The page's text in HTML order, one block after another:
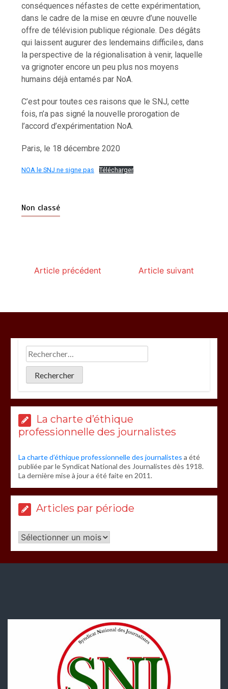
conséquences néfastes de cette expérimentation,
dans le cadre de la mise en œuvre d’une nouvelle
offre de télévision publique régionale. Des dégâts
qui laissent augurer des lendemains difficiles, dans
la perspective de la régionalisation à venir, laquelle
va grignoter encore un peu plus nos moyens
humains déjà entamés par NoA.
C’est pour toutes ces raisons que le SNJ, cette
fois, n’a pas signé la nouvelle prorogation de
l’accord d’expérimentation NoA.
Paris, le 18 décembre 2020
NOA le SNJ ne signe pas Télécharger
Non classé
Article précédent Article suivant
La charte d’éthique
professionnelle des journalistes
La charte d’éthique professionnelle des journalistes a été
publiée par le Syndicat National des Journalistes dès 1918.
La dernière mise à jour a été faite en 2011.
Articles par période
Articles
par
période